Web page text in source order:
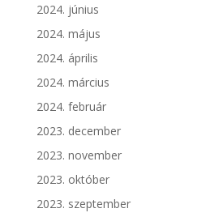
2024. június
2024. május
2024. április
2024. március
2024. február
2023. december
2023. november
2023. október
2023. szeptember